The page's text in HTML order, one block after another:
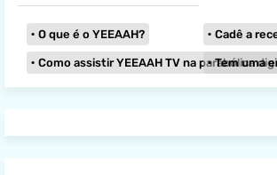
O que é o YEEAAH? Cadê a
Como assistir YEEAAH TV na parabólica digital
Tem uma